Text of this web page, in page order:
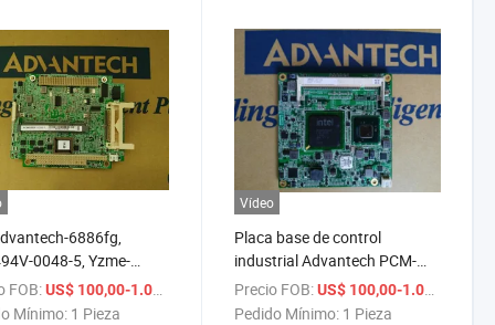
6886fg,
0048-5, Yzme-
102
Mio-
FOB: US$ 100,00-1.000,00
/ Pieza
Mínimo: 1 Pieza
Vídeo
Placa base de control
industrial Advantech PCM-
3353 módulo de CPU AMD
Lx800 PC/104 Plus
Precio FOB: US$ 100,00-1.000,00
Pedido Mínimo: 1 Pieza